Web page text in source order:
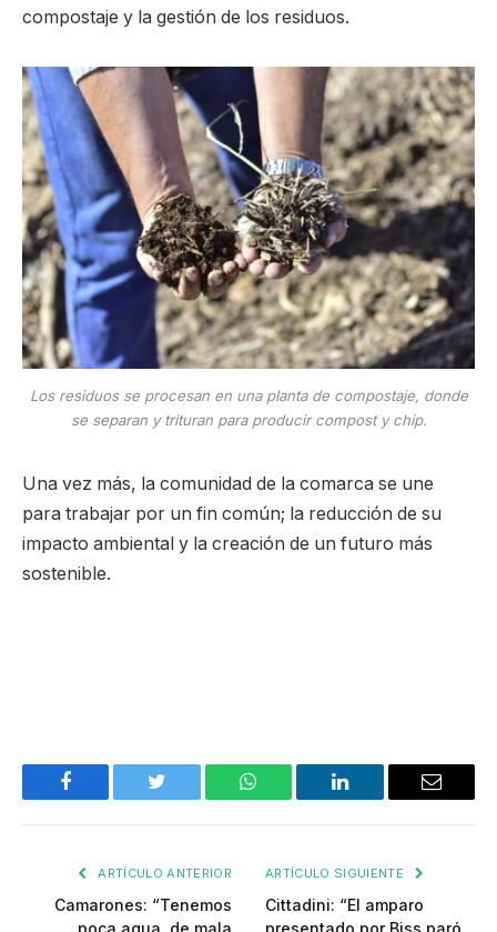
compostaje y la gestión de los residuos.
Los residuos se procesan en una planta de compostaje, donde
se separan y trituran para producir compost y chip.
Una vez más, la comunidad de la comarca se une
para trabajar por un fin común; la reducción de su
impacto ambiental y la creación de un futuro más
sostenible.
Facebook Twitter WhatsApp LinkedIn Email
ARTÍCULO ANTERIOR
Camarones: “Tenemos
poca agua, de mala
ARTÍCULO SIGUIENTE
Cittadini: “El amparo
presentado por Biss paró